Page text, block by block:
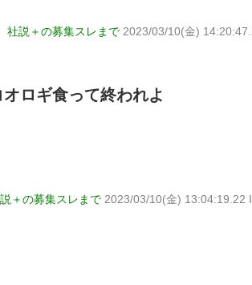
説＋の募集スレまで 2023/03/10(金)
ロギ食って終われよ
＋の募集スレまで 2023/03/10(金) 13:04:19.22